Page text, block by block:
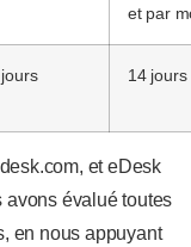
et par
14 jours
et eDesk
avons évalué toutes
en nous appuyant